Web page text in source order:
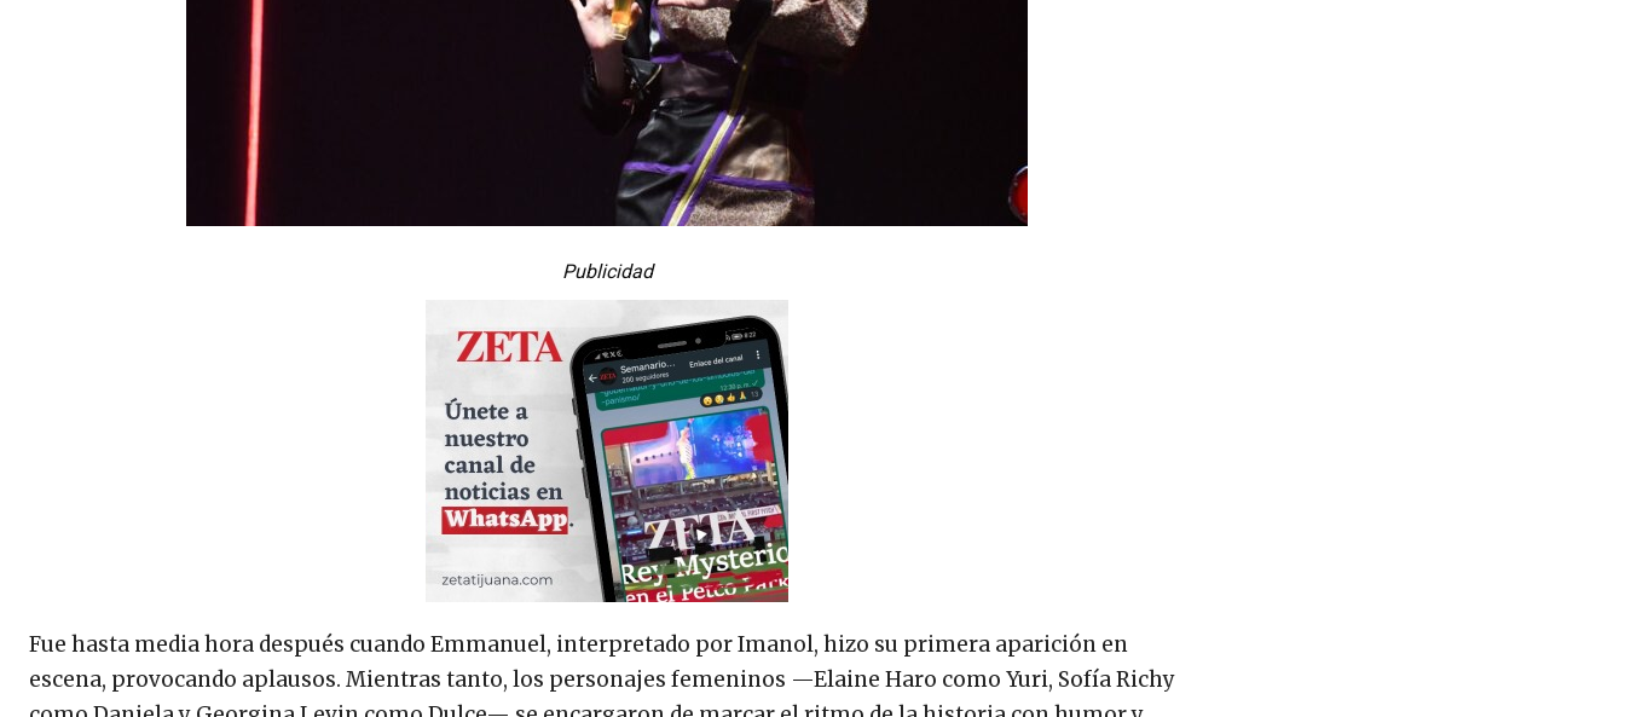
Publicidad
Fue hasta media hora después cuando Emmanuel, interpretado por Imanol, hizo su primera aparición en
escena, provocando aplausos. Mientras tanto, los personajes femeninos —Elaine Haro como Yuri, Sofía Richy